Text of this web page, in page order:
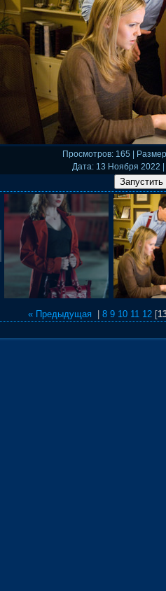
Просмотров: 165 |
Дата: 13 Ноября 2022 |
« Предыдущая| 8 9 10 11 12[